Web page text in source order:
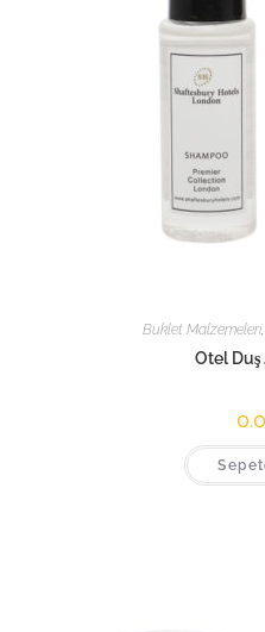
Buklet Malzemeleri,
Otel